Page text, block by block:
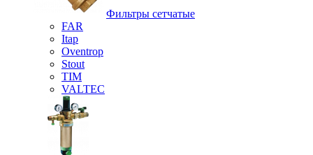
Фильтры сетчатые
FAR
Itap
Oventrop
Stout
TIM
VALTEC